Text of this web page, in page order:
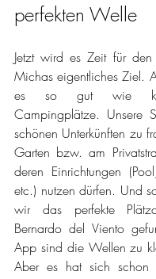
perfekten Welle
Jetzt wird es Zeit für den
Michas eigentliches Ziel.
es so gut wie
Campingplätze. Unsere
schönen Unterkünften zu
Garten bzw. am
deren Einrichtungen
etc.) nutzen dürfen. Und
wir das perfekte
Bernardo del Viento
App sind die Wellen zu
Aber es hat sich schon